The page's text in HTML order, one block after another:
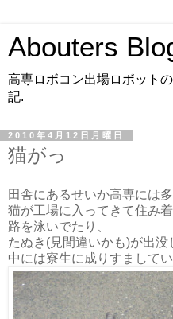
Abouters
高専ロボコン出場ロボット
記.
2010年4月12日月曜日
猫がっ
田舎にあるせいか高専には
猫が工場に入ってきて住み
路を泳いでたり、
たぬき(見間違いかも)が出没
中には寮生に成りすまして